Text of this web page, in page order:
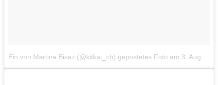
Ein von Martina Bisaz (@kitkat_ch) gepostetes Foto am 3. Aug 2014 um 3:55 Uhr